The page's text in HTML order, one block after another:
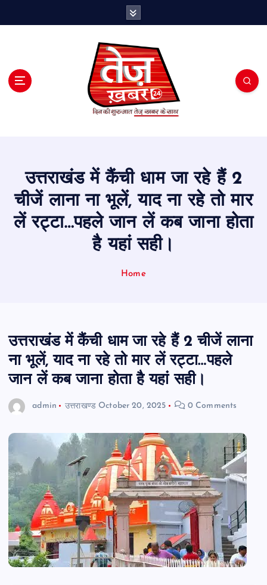
उत्तराखंड में कैंची धाम जा रहे हैं 2
चीजें लाना ना भूलें, याद ना रहे तो मार
लें रट्टा…पहले जान लें कब जाना होता
है यहां सही।
Home
उत्तराखंड में कैंची धाम जा रहे हैं 2 चीजें लाना
ना भूलें, याद ना रहे तो मार लें रट्टा…पहले
जान लें कब जाना होता है यहां सही।
admin उत्तराखण्ड October 20, 2025 0 Comments